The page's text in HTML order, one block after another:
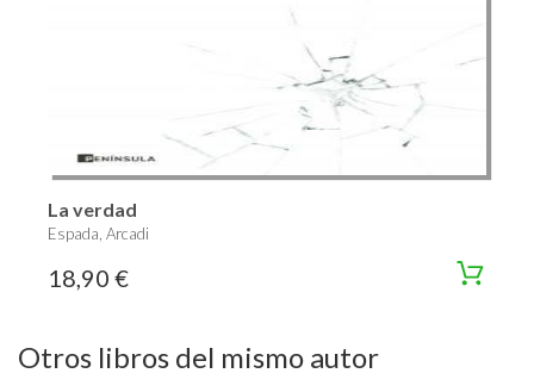
La verdad
Espada, Arcadi
18,90 €
Otros libros del mismo autor